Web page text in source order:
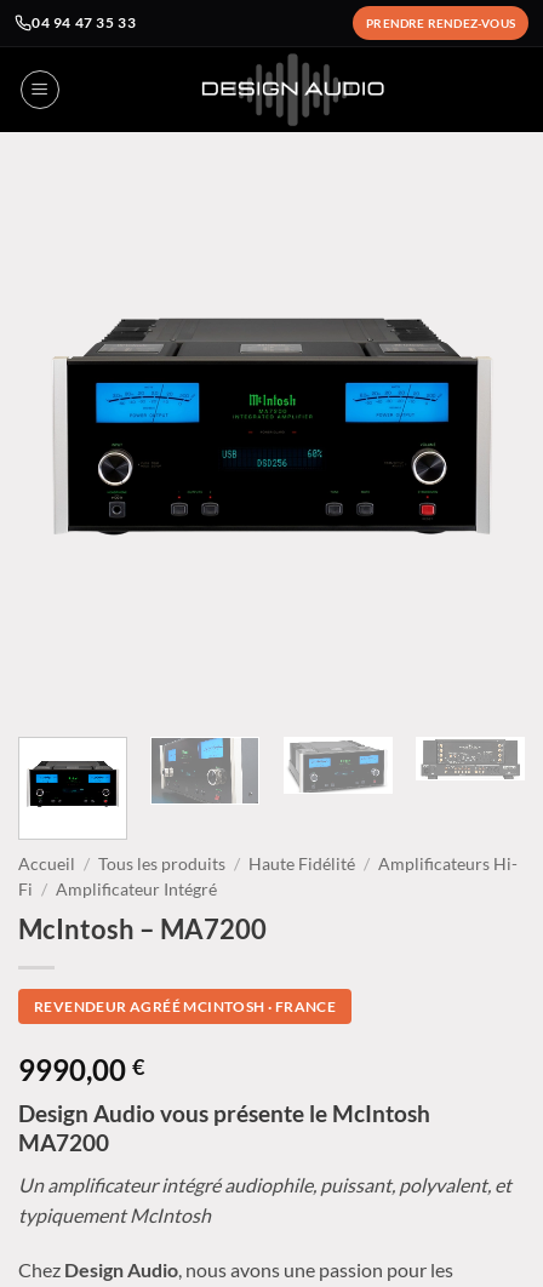
04 94 47 35 33 PRENDRE RENDEZ-VOUS
Accueil / Tous les produits / Haute Fidélité / Amplificateurs Hi-
Fi / Amplificateur Intégré
McIntosh – MA7200
REVENDEUR AGRÉÉ MCINTOSH · FRANCE
9990,00 €
Design Audio vous présente le McIntosh
MA7200
Un amplificateur intégré audiophile, puissant, polyvalent, et
typiquement McIntosh
Chez Design Audio, nous avons une passion pour les